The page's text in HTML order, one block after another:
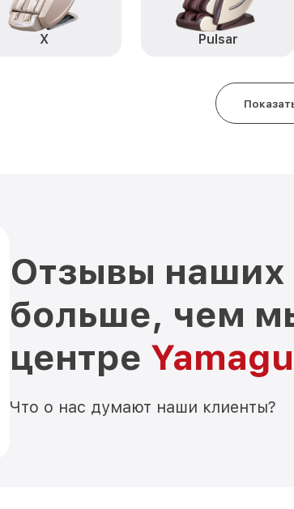
X Pulsar
Отзывы наших
больше, чем
центре
Что о нас думают наши клиенты?